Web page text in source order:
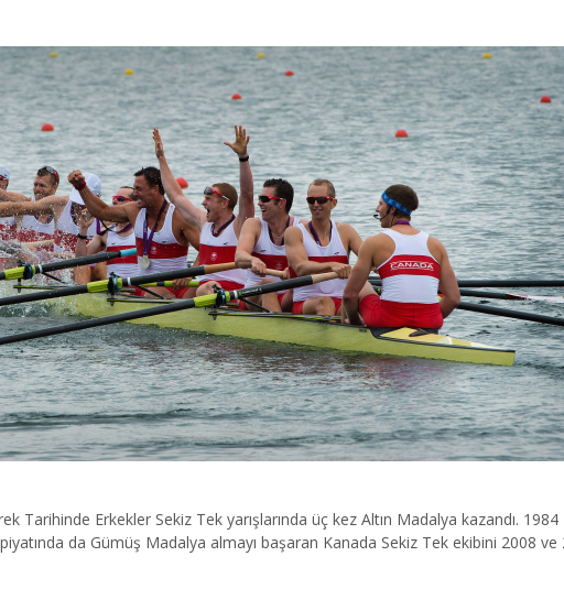
Tarihinde Erkekler Sekiz Tek yarışlarında üç kez Altın Madalya kazandı.
da Gümüş Madalya almayı başaran Kanada Sekiz Tek ekibini 2008 ve